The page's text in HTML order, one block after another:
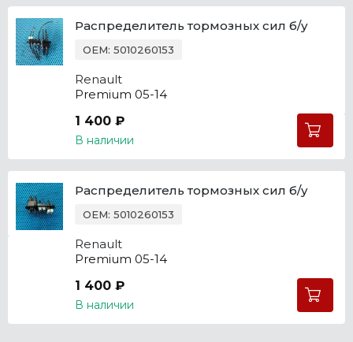
Распределитель тормозных сил б/у
OEM: 5010260153
Renault
Premium 05-14
1 400 ₽
В наличии
Распределитель тормозных сил б/у
OEM: 5010260153
Renault
Premium 05-14
1 400 ₽
В наличии